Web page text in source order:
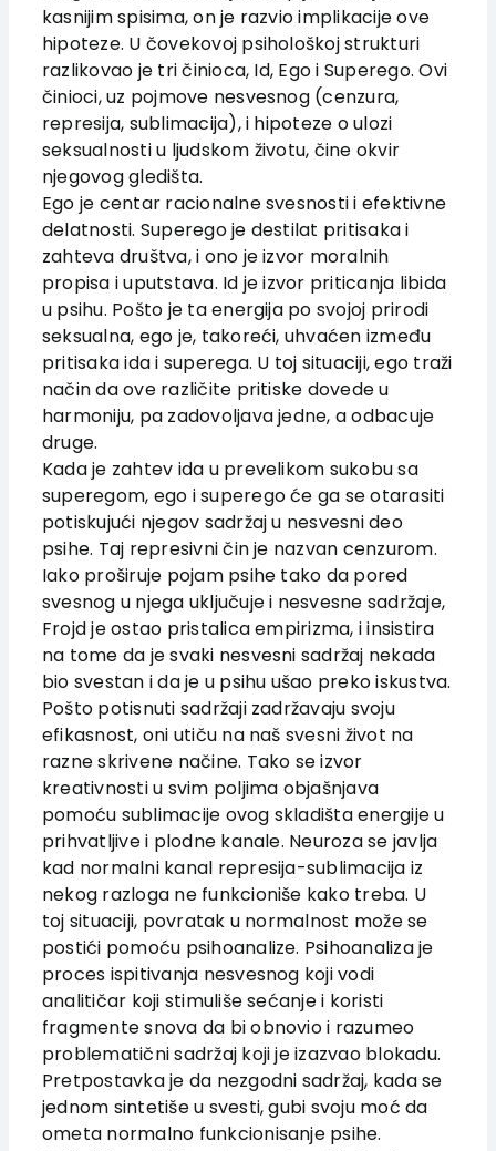
kasnijim spisima, on je razvio implikacije ove
hipoteze. U čovekovoj psihološkoj strukturi
razlikovao je tri činioca, Id, Ego i Superego. Ovi
činioci, uz pojmove nesvesnog (cenzura,
represija, sublimacija), i hipoteze o ulozi
seksualnosti u ljudskom životu, čine okvir
njegovog gledišta.
Ego je centar racionalne svesnosti i efektivne
delatnosti. Superego je destilat pritisaka i
zahteva društva, i ono je izvor moralnih
propisa i uputstava. Id je izvor priticanja libida
u psihu. Pošto je ta energija po svojoj prirodi
seksualna, ego je, takoreći, uhvaćen između
pritisaka ida i superega. U toj situaciji, ego traži
način da ove različite pritiske dovede u
harmoniju, pa zadovoljava jedne, a odbacuje
druge.
Kada je zahtev ida u prevelikom sukobu sa
superegom, ego i superego će ga se otarasiti
potiskujući njegov sadržaj u nesvesni deo
psihe. Taj represivni čin je nazvan cenzurom.
Iako proširuje pojam psihe tako da pored
svesnog u njega uključuje i nesvesne sadržaje,
Frojd je ostao pristalica empirizma, i insistira
na tome da je svaki nesvesni sadržaj nekada
bio svestan i da je u psihu ušao preko iskustva.
Pošto potisnuti sadržaji zadržavaju svoju
efikasnost, oni utiču na naš svesni život na
razne skrivene načine. Tako se izvor
kreativnosti u svim poljima objašnjava
pomoću sublimacije ovog skladišta energije u
prihvatljive i plodne kanale. Neuroza se javlja
kad normalni kanal represija-sublimacija iz
nekog razloga ne funkcioniše kako treba. U
toj situaciji, povratak u normalnost može se
postići pomoću psihoanalize. Psihoanaliza je
proces ispitivanja nesvesnog koji vodi
analitičar koji stimuliše sećanje i koristi
fragmente snova da bi obnovio i razumeo
problematični sadržaj koji je izazvao blokadu.
Pretpostavka je da nezgodni sadržaj, kada se
jednom sintetiše u svesti, gubi svoju moć da
ometa normalno funkcionisanje psihe.